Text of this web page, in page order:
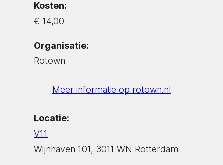
Kosten:
€ 14,00
Organisatie:
Rotown
Meer informatie op rotown.nl
Locatie:
V11
Wijnhaven 101, 3011 WN Rotterdam